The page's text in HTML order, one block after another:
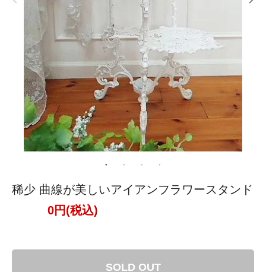
稀少 曲線が美しいアイアンフラワースタンド
0円(税込)
SOLD OUT